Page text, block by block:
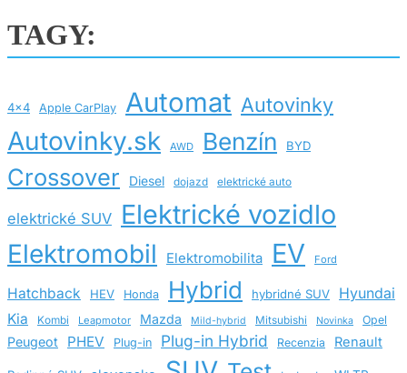
TAGY:
4x4 Apple CarPlay Automat Autovinky
Autovinky.sk AWD Benzín BYD
Crossover Diesel dojazd elektrické auto
elektrické SUV Elektrické vozidlo
Elektromobil Elektromobilita EV Ford
Hatchback HEV Honda Hybrid hybridné SUV
Hyundai
Kia
Kombi Leapmotor Mazda Mild-hybrid Mitsubishi Novinka Opel
Peugeot PHEV Plug-in Plug-in Hybrid Recenzia Renault